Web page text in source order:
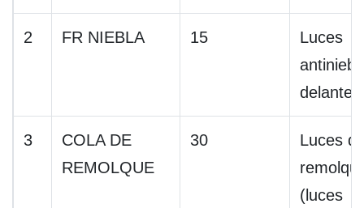
2 FR NIEBLA 15
Luces
3
COLA DE
REMOLQUE
30
Luces
(luces